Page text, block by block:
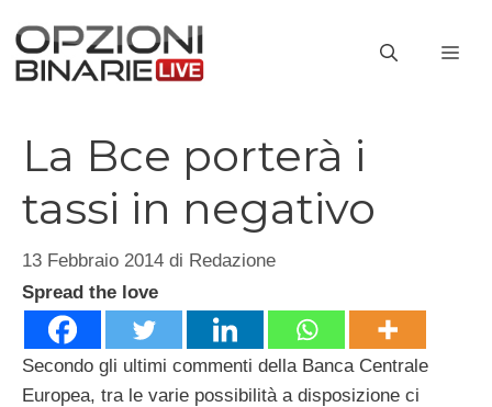
contenuto
La Bce porterà i
tassi in negativo
13 Febbraio 2014 di Redazione
Spread the love
Secondo gli ultimi commenti della Banca Centrale
Europea, tra le varie possibilità a disposizione ci